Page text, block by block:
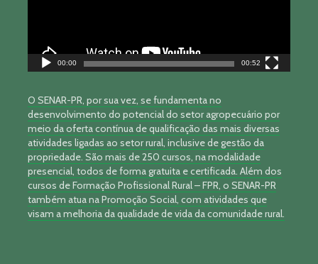
00:00 00:52
O SENAR-PR, por sua vez, se fundamenta no
desenvolvimento do potencial do setor agropecuário por
meio da oferta contínua de qualificação das mais diversas
atividades ligadas ao setor rural, inclusive de gestão da
propriedade. São mais de 250 cursos, na modalidade
presencial, todos de forma gratuita e certificada. Além dos
cursos de Formação Profissional Rural – FPR, o SENAR-PR
também atua na Promoção Social, com atividades que
visam a melhoria da qualidade de vida da comunidade rural.